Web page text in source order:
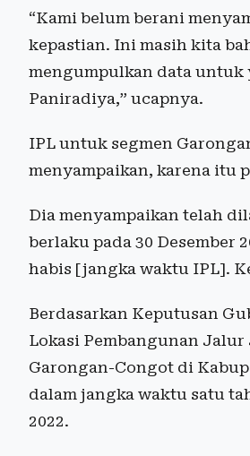
“Kami belum berani
kepastian. Ini masih kita
mengumpulkan data untuk
Paniradiya,” ucapnya.
IPL untuk segmen
menyampaikan, karena itu
Dia menyampaikan telah
berlaku pada 30 Desember
habis [jangka waktu IPL].
Berdasarkan Keputusan
Lokasi Pembangunan
Garongan-Congot di
dalam jangka waktu satu
2022.